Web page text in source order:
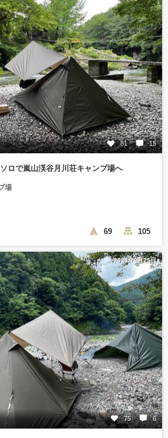
81 15
ロで嵐山渓谷月川荘キャンプ場へ
場
69 105
2023年6月25日
75 6